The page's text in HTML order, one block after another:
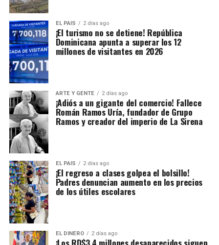
EL PAIS 2 días ago
¡El turismo no se detiene! República
Dominicana apunta a superar los 12
millones de visitantes en 2026
ARTE Y GENTE 2 días ago
¡Adiós a un gigante del comercio! Fallece
Román Ramos Uría, fundador de Grupo
Ramos y creador del imperio de La Sirena
EL PAIS 2 días ago
¡El regreso a clases golpea el bolsillo!
Padres denuncian aumento en los precios
de los útiles escolares
EL DINERO 2 días ago